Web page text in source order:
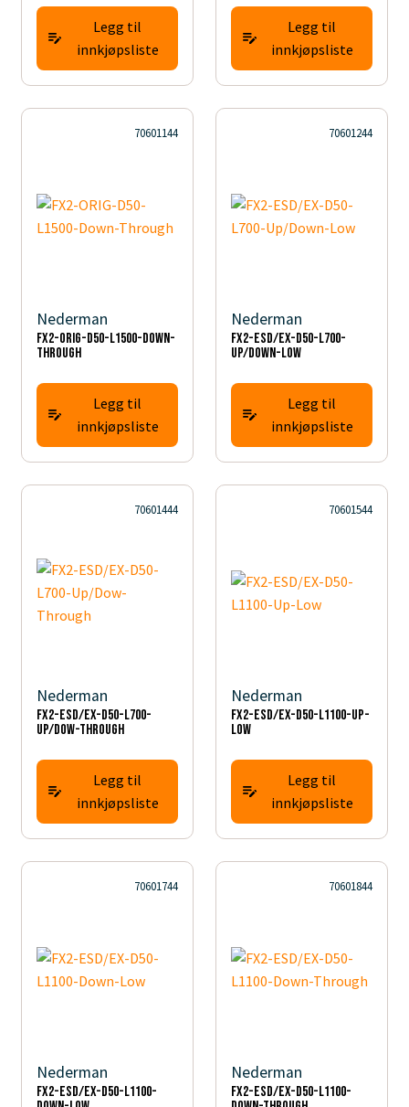
Legg til
innkjøpsliste
Legg til
innkjøpsliste
70601144
Nederman
FX2-ORIG-D50-L1500-Down-
Through
Legg til
innkjøpsliste
70601244
Nederman
FX2-ESD/EX-D50-L700-
Up/Down-Low
Legg til
innkjøpsliste
70601444
Nederman
FX2-ESD/EX-D50-L700-
Up/Dow-Through
Legg til
innkjøpsliste
70601544
Nederman
FX2-ESD/EX-D50-L1100-Up-
Low
Legg til
innkjøpsliste
70601744
Nederman
FX2-ESD/EX-D50-L1100-
70601844
Nederman
FX2-ESD/EX-D50-L1100-